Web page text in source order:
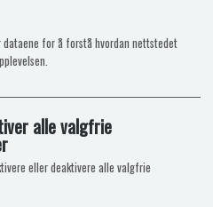
dataene for å forstå hvordan nettstedet
alle valgfrie
eller deaktivere alle valgfrie